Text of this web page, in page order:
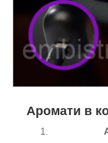
Аромати в